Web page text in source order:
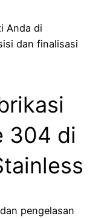
Anda di
dan finalisasi
304 di
pengelasan